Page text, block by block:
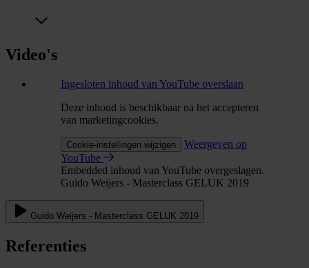
Video's
Ingesloten inhoud van YouTube overslaan
Deze inhoud is beschikbaar na het accepteren
van marketingcookies.
Cookie-instellingen wijzigen
Weergeven op
YouTube
Embedded inhoud van YouTube overgeslagen.
Guido Weijers - Masterclass GELUK 2019
Guido Weijers - Masterclass GELUK 2019
Referenties